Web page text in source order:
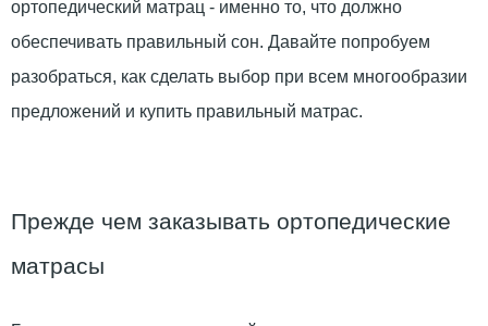
ортопедический матрац - именно то, что должно
обеспечивать правильный сон. Давайте попробуем
разобраться, как сделать выбор при всем многообразии
предложений и купить правильный матрас.
Прежде чем заказывать ортопедические
матрасы